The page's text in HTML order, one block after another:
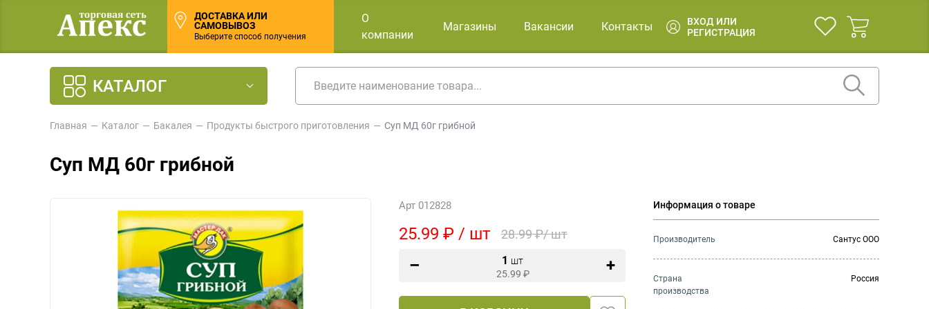
ДОСТАВКА ИЛИ
САМОВЫВОЗ
Выберите способ получения
О
компании
Магазины Вакансии Контакты
ВХОД ИЛИ
РЕГИСТРАЦИЯ
КАТАЛОГ
Главная Каталог Бакалея Продукты быстрого приготовления Суп МД 60г грибной
Суп МД 60г грибной
Арт 012828
25.99 ₽ / шт 28.99 ₽/ шт
1 шт
25.99 ₽
Информация о товаре
Производитель Сантус ООО
Страна
производства
Россия